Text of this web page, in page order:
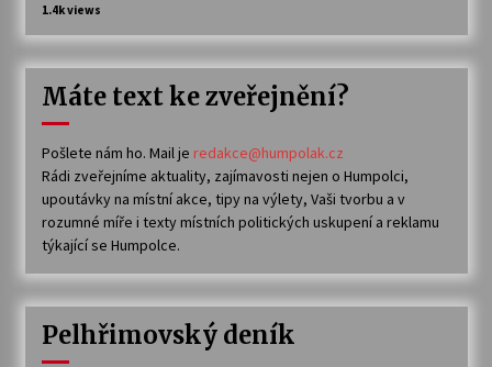
1.4k views
Máte text ke zveřejnění?
Pošlete nám ho. Mail je redakce@humpolak.cz
Rádi zveřejníme aktuality, zajímavosti nejen o Humpolci,
upoutávky na místní akce, tipy na výlety, Vaši tvorbu a v
rozumné míře i texty místních politických uskupení a reklamu
týkající se Humpolce.
Pelhřimovský deník